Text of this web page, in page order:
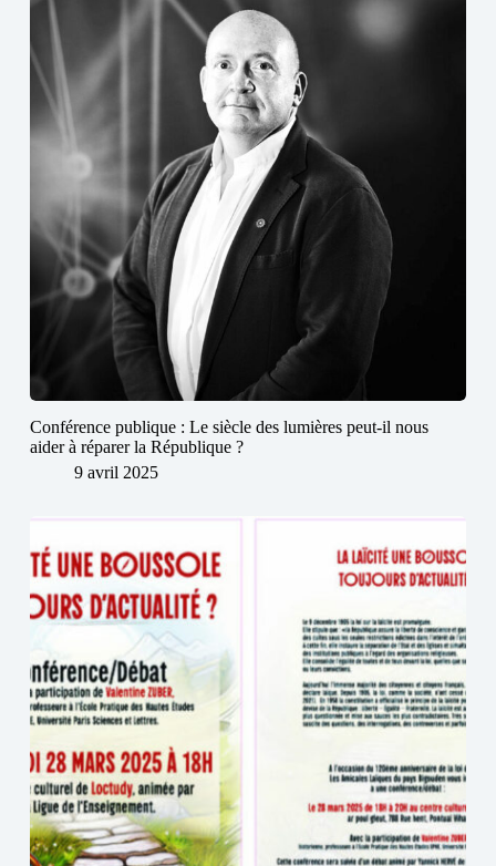
Conférence publique : Le siècle des lumières peut-il nous
aider à réparer la République ?
9 avril 2025